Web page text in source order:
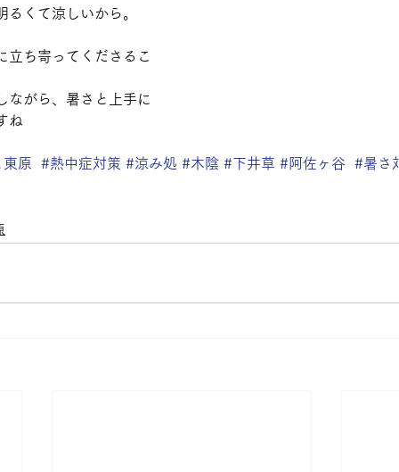
くて涼しいから。
立ち寄ってくださるこ
ながら、暑さと上手に
ね
原 #熱中症対策 #涼み処 #木陰 #下井草 #阿佐ヶ谷 #暑さ